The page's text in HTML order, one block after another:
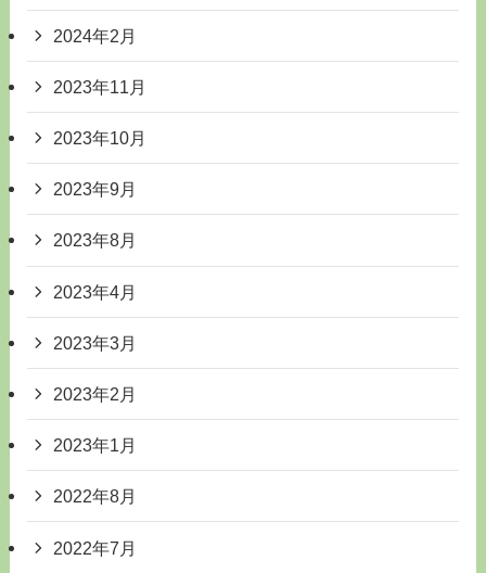
2024年2月
2023年11月
2023年10月
2023年9月
2023年8月
2023年4月
2023年3月
2023年2月
2023年1月
2022年8月
2022年7月